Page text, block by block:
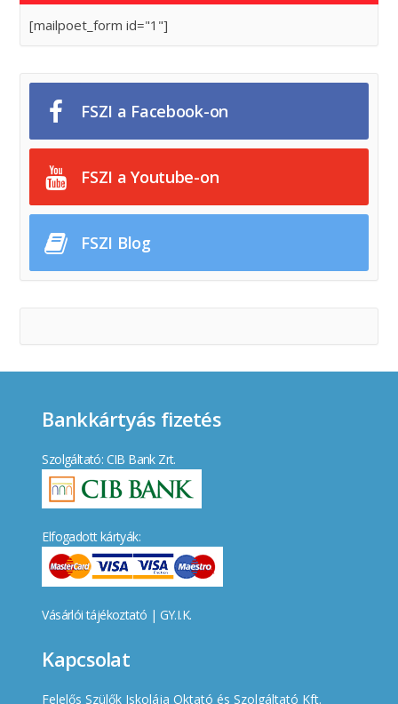
[mailpoet_form id="1"]
FSZI a Facebook-on
FSZI a Youtube-on
FSZI Blog
Bankkártyás fizetés
Szolgáltató: CIB Bank Zrt.
Elfogadott kártyák:
Vásárlói tájékoztató | GY.I.K.
Kapcsolat
Felelős Szülők Iskolája Oktató és Szolgáltató Kft.